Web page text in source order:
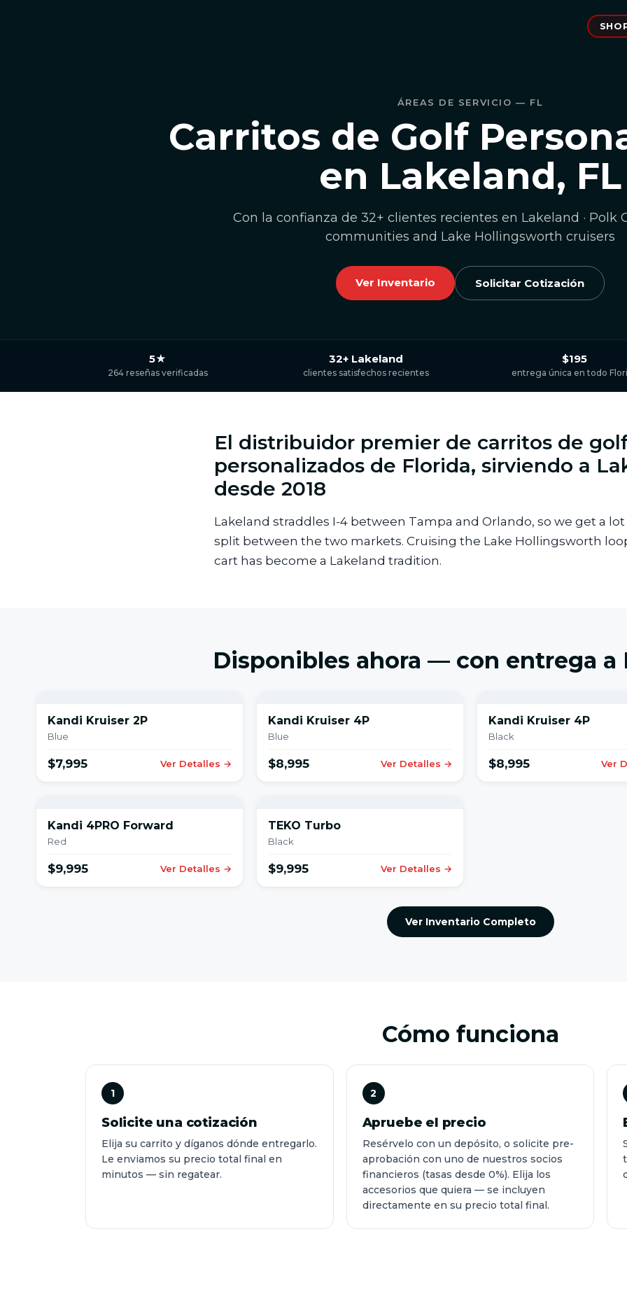
ÁREAS DE SERVICIO — FL
Carritos de Golf
en Lakeland, FL
Con la confianza de 32+ clientes recientes en Lakeland · Polk
communities and Lake Hollingsworth cruisers
Ver Inventario Solicitar Cotización
5★
264 reseñas verificadas
32+ Lakeland
clientes satisfechos recientes
$195
entrega única en todo
El distribuidor premier de carritos de
personalizados de Florida, sirviendo a
desde 2018
Lakeland straddles I-4 between Tampa and Orlando, so we get a
split between the two markets. Cruising the Lake Hollingsworth
cart has become a Lakeland tradition.
Disponibles ahora — con entrega a
Kandi Kruiser 2P
Blue
$7,995 Ver Detalles →
Kandi Kruiser 4P
Blue
$8,995 Ver Detalles →
Kandi Kruiser 4P
Black
$8,995 Ver
Kandi 4PRO Forward
Red
$9,995 Ver Detalles →
TEKO Turbo
Black
$9,995 Ver Detalles →
Ver Inventario Completo
Cómo funciona
1
Solicite una cotización
Elija su carrito y díganos dónde entregarlo.
Le enviamos su precio total final en
minutos — sin regatear.
2
Apruebe el precio
Resérvelo con un depósito, o solicite pre-
aprobación con uno de nuestros socios
financieros (tasas desde 0%). Elija los
accesorios que quiera — se incluyen
directamente en su precio total final.